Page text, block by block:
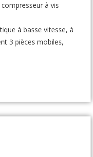
à vis
à basse vitesse, à
3 pièces mobiles,
de l’eau du
R134a)